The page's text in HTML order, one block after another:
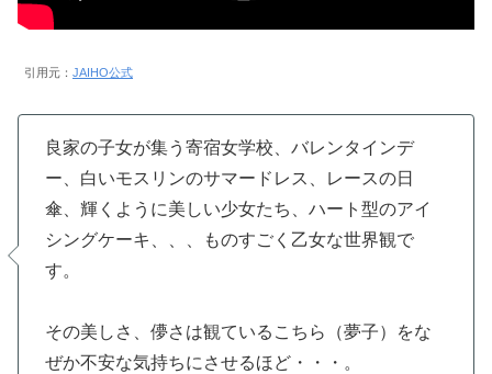
引用元： JAIHO公式
良家の子女が集う寄宿女学校、バレンタインデ
ー、白いモスリンのサマードレス、レースの日
傘、輝くように美しい少女たち、ハート型のアイ
シングケーキ、、、ものすごく乙女な世界観で
す。
その美しさ、儚さは観ているこちら（夢子）をな
ぜか不安な気持ちにさせるほど・・・。